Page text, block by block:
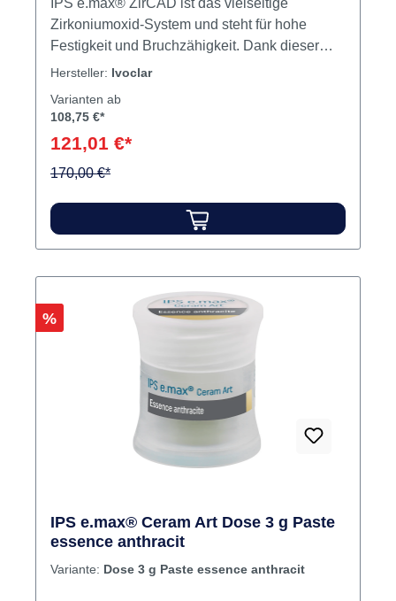
IPS e.max® ZirCAD ist das vielseitige
Zirkoniumoxid-System und steht für hohe
Festigkeit und Bruchzähigkeit. Dank dieser
Eigenschaften können Wandstärken deutlich
wirkende Restaurationen mit perfekter Balance
Transluzenz. Zur Anwendung im
Hersteller: Ivoclar
Varianten ab
108,75 €*
121,01 €*
170,00 €*
Rabatt
%
IPS e.max® Ceram Art Dose 3 g Paste
essence anthracit
Variante: Dose 3 g Paste essence anthracit